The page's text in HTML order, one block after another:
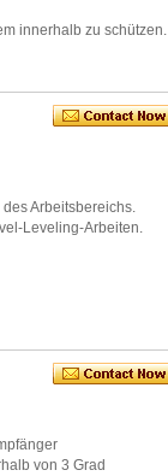
innerhalb zu schützen.
Arbeitsbereichs.
Leveling-Arbeiten.
von 3 Grad